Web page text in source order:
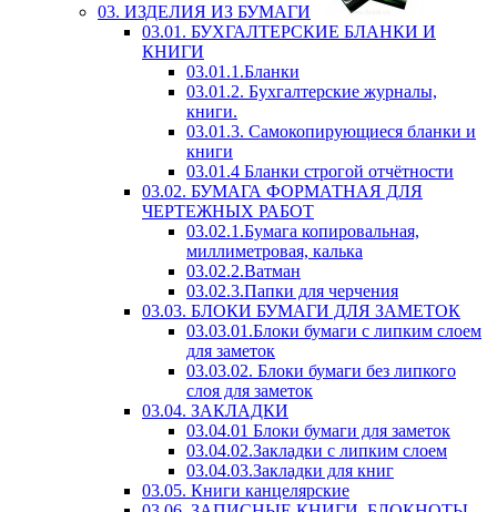
03. ИЗДЕЛИЯ ИЗ БУМАГИ
03.01. БУХГАЛТЕРСКИЕ БЛАНКИ И
КНИГИ
03.01.1.Бланки
03.01.2. Бухгалтерские журналы,
книги.
03.01.3. Самокопирующиеся бланки и
книги
03.01.4 Бланки строгой отчётности
03.02. БУМАГА ФОРМАТНАЯ ДЛЯ
ЧЕРТЕЖНЫХ РАБОТ
03.02.1.Бумага копировальная,
миллиметровая, калька
03.02.2.Ватман
03.02.3.Папки для черчения
03.03. БЛОКИ БУМАГИ ДЛЯ ЗАМЕТОК
03.03.01.Блоки бумаги с липким слоем
для заметок
03.03.02. Блоки бумаги без липкого
слоя для заметок
03.04. ЗАКЛАДКИ
03.04.01 Блоки бумаги для заметок
03.04.02.Закладки с липким слоем
03.04.03.Закладки для книг
03.05. Книги канцелярские